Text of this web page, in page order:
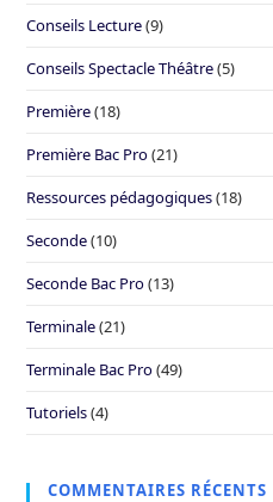
Conseils Lecture(9)
Conseils Spectacle Théâtre(5)
Première(18)
Première Bac Pro(21)
Ressources pédagogiques(18)
Seconde(10)
Seconde Bac Pro(13)
Terminale(21)
Terminale Bac Pro(49)
Tutoriels(4)
COMMENTAIRES RÉCENTS